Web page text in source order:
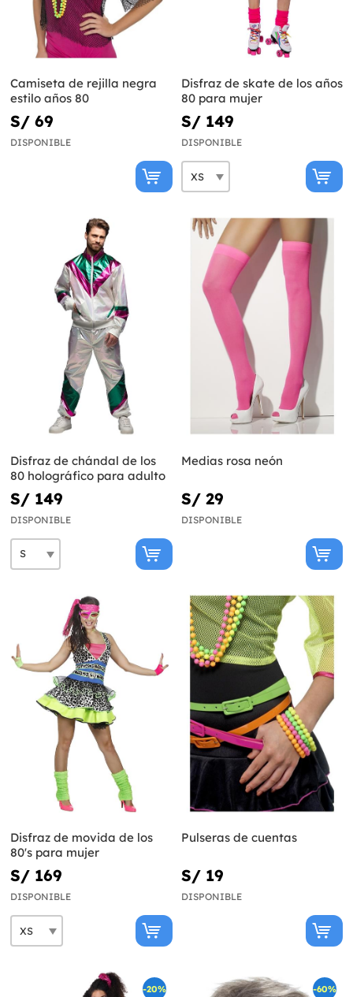
Camiseta de rejilla negra
estilo años 80
S/ 69
DISPONIBLE
Disfraz de skate de los años
80 para mujer
S/ 149
DISPONIBLE
Disfraz de chándal de los
80 holográfico para adulto
S/ 149
DISPONIBLE
Medias rosa neón
S/ 29
DISPONIBLE
Disfraz de movida de los
80's para mujer
S/ 169
DISPONIBLE
Pulseras de cuentas
S/ 19
DISPONIBLE
-20% -60%